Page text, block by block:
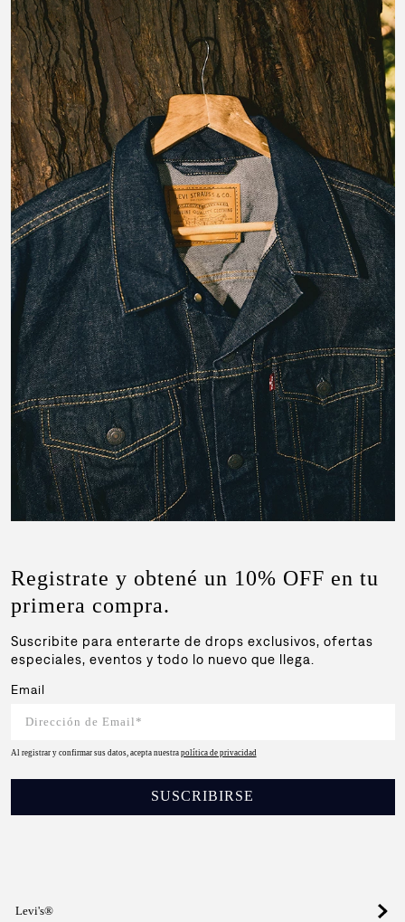
Registrate y obtené un 10% OFF en tu
primera compra.
Suscribite para enterarte de drops exclusivos, ofertas
especiales, eventos y todo lo nuevo que llega.
Email
Al registrar y confirmar sus datos, acepta nuestra política de privacidad
SUSCRIBIRSE
Levi's®